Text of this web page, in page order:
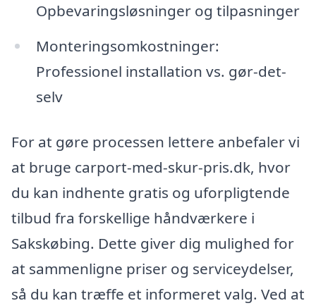
Opbevaringsløsninger og tilpasninger
Monteringsomkostninger:
Professionel installation vs. gør-det-
selv
For at gøre processen lettere anbefaler vi
at bruge carport-med-skur-pris.dk, hvor
du kan indhente gratis og uforpligtende
tilbud fra forskellige håndværkere i
Sakskøbing. Dette giver dig mulighed for
at sammenligne priser og serviceydelser,
så du kan træffe et informeret valg. Ved at